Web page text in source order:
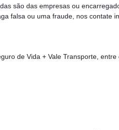
são das empresas ou
falsa ou uma fraude, nos contate
de Vida + Vale Transporte, entre